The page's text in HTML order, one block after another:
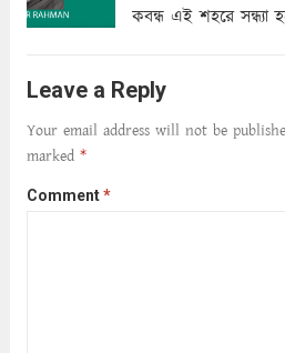
কবন্ধ এই শহরে সন্ধ্যা
আমার শরীরে সখ্য
আনে আশ্বন...
Leave a Reply
Your email address will not be
marked *
Comment*